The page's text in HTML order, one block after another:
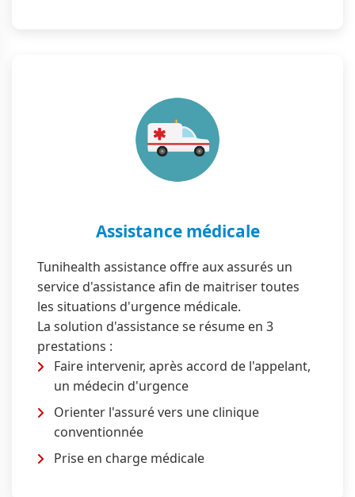
Assistance médicale
Tunihealth assistance offre aux assurés un
service d'assistance afin de maitriser toutes
les situations d'urgence médicale.
La solution d'assistance se résume en 3
prestations :
Faire intervenir, après accord de l'appelant,
un médecin d'urgence
Orienter l'assuré vers une clinique
conventionnée
Prise en charge médicale